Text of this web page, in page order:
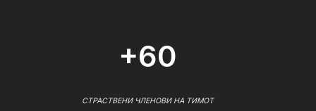
+60
СТРАСТВЕНИ ЧЛЕНОВИ НА ТИМОТ